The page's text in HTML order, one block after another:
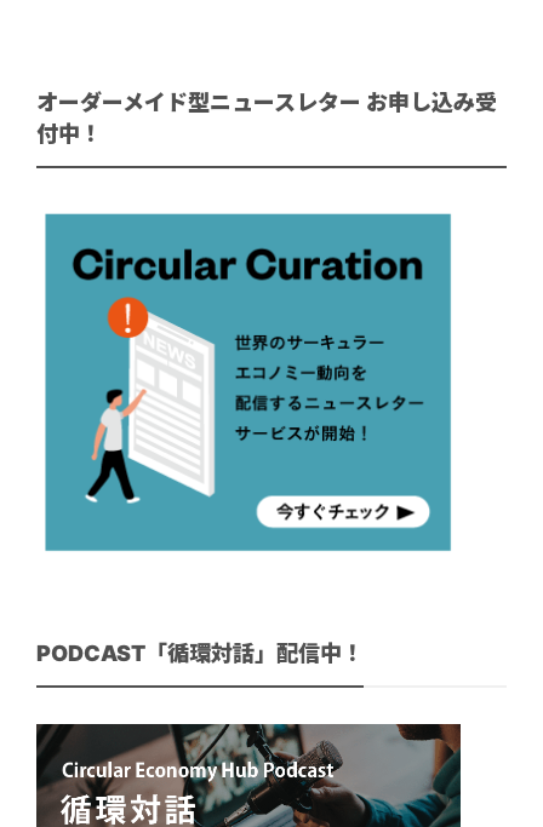
オーダーメイド型ニュースレター お申し込み受
付中！
PODCAST「循環対話」配信中！